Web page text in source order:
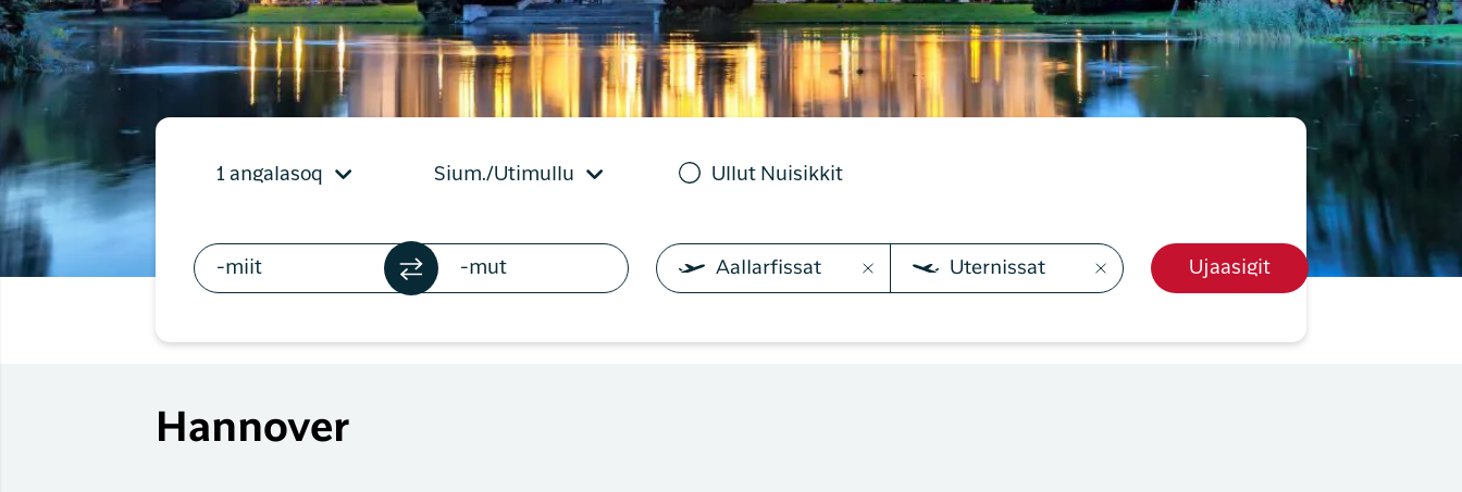
ilaasortaaguit angalaninni
pisariaqartitatit tamaasa
pisinnaavatit. App-imi
toqqaannartumik
angalanissanik
boardingkortillu
Timmisartuussinissat
Qaqortumut
Timmisartuussinissat
Kangerlussuarmut
Sisimiunit
Københavnimut
Københavnimit
Qaqortumut
Ny Profil
Tilmeld dig gratis Club Timmisa og få en masse
eksklusive fordele. Læs mere om klubbenher.
1 angalasoq Sium./Utimullu Ullut Nuisikkit
Aallarfissat Uternissat Ujaasigit
Hannover